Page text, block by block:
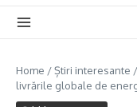
Home /Știri interesante /
livrările globale de